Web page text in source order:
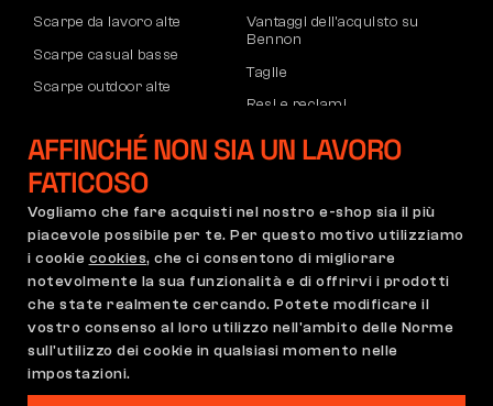
Scarpe da lavoro alte
Scarpe casual basse
Scarpe outdoor alte
Felpe
Vantaggi dell’acquisto su
Bennon
Taglie
Resi e reclami
Trasporto e pagamento
Reclami e garanzia
Condizioni Generali
Regolamento di Reclamo
Impostazioni dei cookie
GDPR
Italia | Italiano
AFFINCHÉ NON SIA UN LAVORO
FATICOSO
Vogliamo che fare acquisti nel nostro e-shop sia il più
piacevole possibile per te. Per questo motivo utilizziamo
i cookie cookies, che ci consentono di migliorare
notevolmente la sua funzionalità e di offrirvi i prodotti
che state realmente cercando. Potete modificare il
vostro consenso al loro utilizzo nell'ambito delle Norme
sull'utilizzo dei cookie in qualsiasi momento nelle
impostazioni.